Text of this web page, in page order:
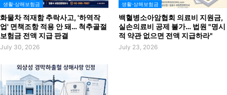
생활·상해보험금
화물차 적재함 추락사고, '하역작
업' 면책조항 적용 안 돼… 척추골절
보험금 전액 지급 판결
July 30, 2026
생활·상해보험금
백혈병소아암협회 의료비 지원금,
실손의료비 공제 불가… 법원 "명시
적 약관 없으면 전액 지급하라"
July 23, 2026